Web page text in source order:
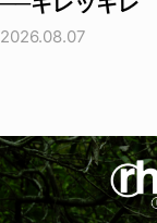
2026.08.07